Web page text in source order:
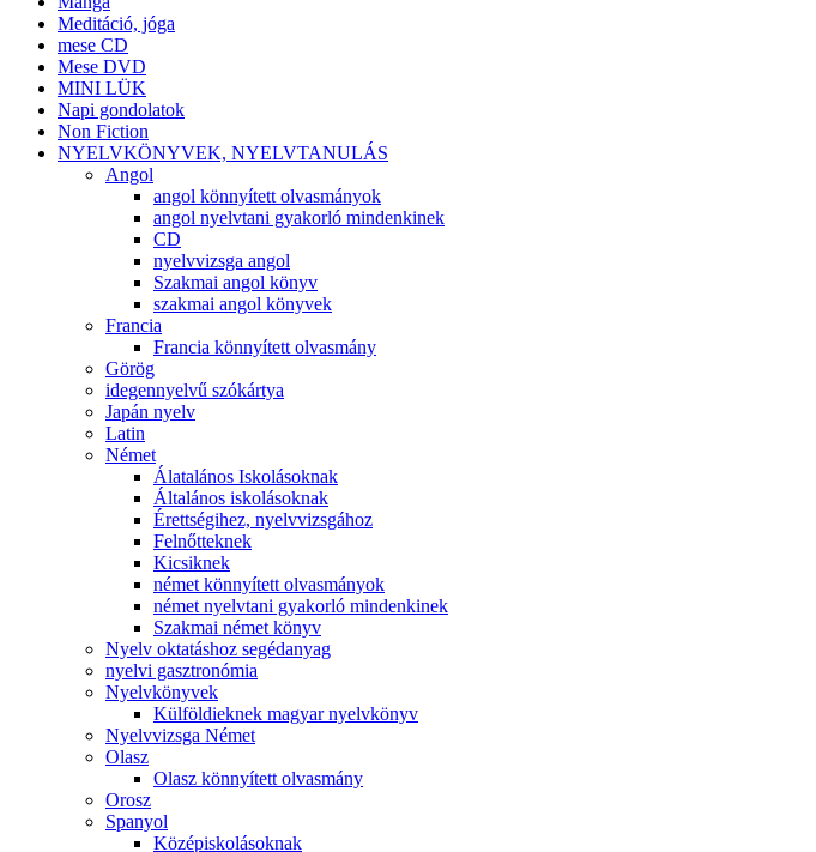
Meditáció, jóga
mese CD
Mese DVD
MINI LÜK
Napi gondolatok
Non Fiction
NYELVKÖNYVEK, NYELVTANULÁS
Angol
angol könnyített olvasmányok
angol nyelvtani gyakorló mindenkinek
CD
nyelvvizsga angol
Szakmai angol könyv
szakmai angol könyvek
Francia
Francia könnyített olvasmány
Görög
idegennyelvű szókártya
Japán nyelv
Latin
Német
Álatalános Iskolásoknak
Általános iskolásoknak
Érettségihez, nyelvvizsgához
Felnőtteknek
Kicsiknek
német könnyített olvasmányok
német nyelvtani gyakorló mindenkinek
Szakmai német könyv
Nyelv oktatáshoz segédanyag
nyelvi gasztronómia
Nyelvkönyvek
Külföldieknek magyar nyelvkönyv
Nyelvvizsga Német
Olasz
Olasz könnyített olvasmány
Orosz
Spanyol
Középiskolásoknak